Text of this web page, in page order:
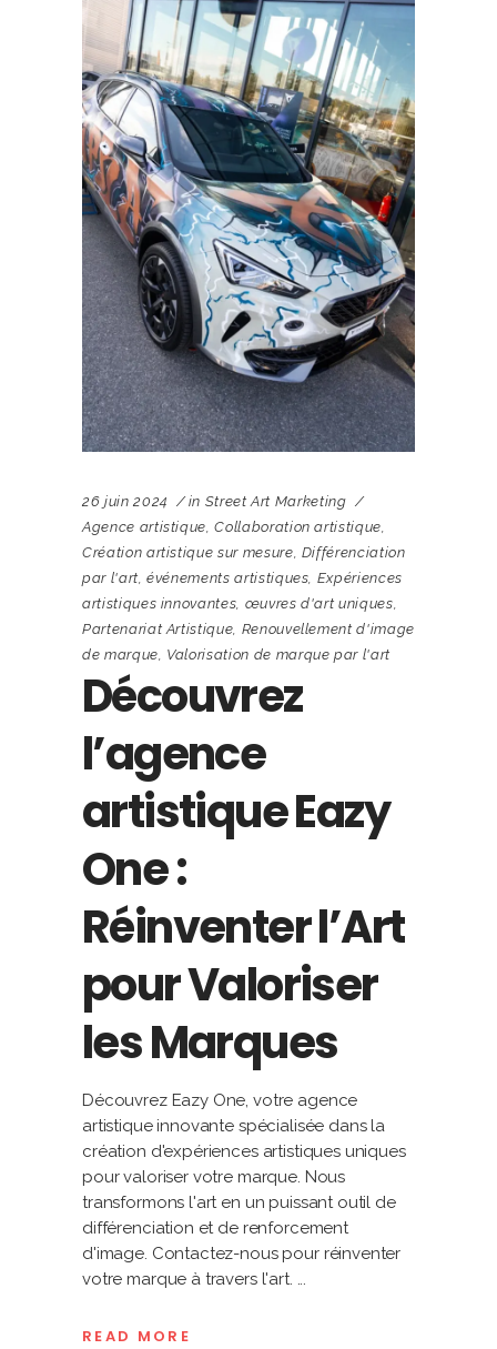
26 juin 2024 in Street Art Marketing
Agence artistique ,Collaboration artistique
Création artistique sur mesure Différenciation
par l'art ,événements artistiques Expériences
artistiques innovantes œuvres d'art uniques
Partenariat Artistique Renouvellement d'image
de marque Valorisation de marque par l'art
Découvrez
l’agence
artistique Eazy
One :
Réinventer l’Art
pour Valoriser
les Marques
Découvrez Eazy One, votre agence
artistique innovante spécialisée dans la
création d'expériences artistiques uniques
pour valoriser votre marque. Nous
transformons l'art en un puissant outil de
différenciation et de renforcement
d'image. Contactez-nous pour réinventer
votre marque à travers l'art.
READ MORE